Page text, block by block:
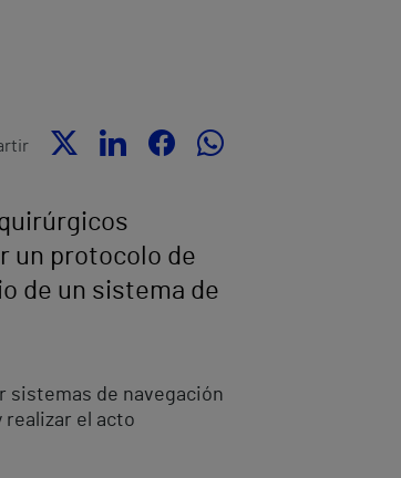
un protocolo de
de un sistema de
sistemas de navegación
realizar el acto